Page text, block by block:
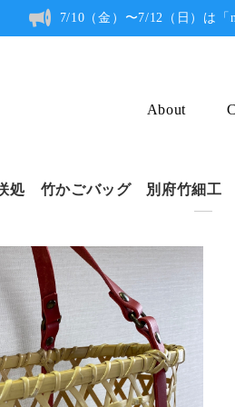
7/10（金）〜7/12（日）は「
About
処 竹かごバッグ 別府竹細工